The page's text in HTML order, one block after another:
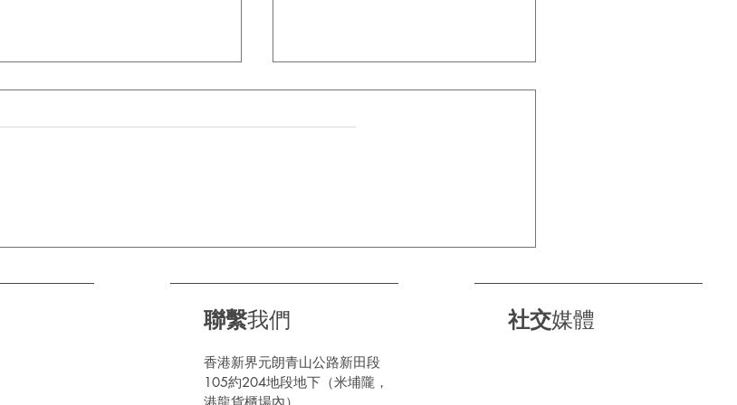
生產！氫氣缸唔再阻地方 🔋💨
聯繫我們
香港新界元朗青山公路新田段
105約204地段地下（米埔隴，
港龍貨櫃場內）
社交媒體